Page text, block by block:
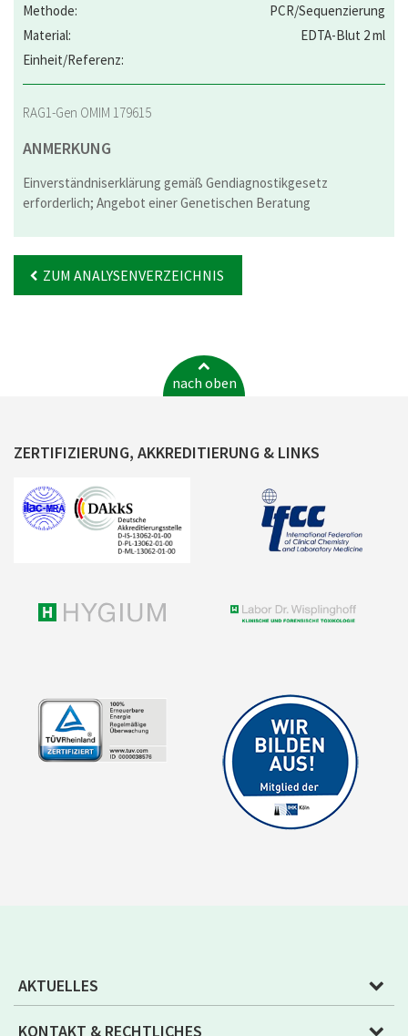
PCR/Sequenzierung
EDTA-Blut 2 ml
RAG1-Gen OMIM 179615
ANMERKUNG
Einverständniserklärung gemäß Gendiagnostikgesetz
erforderlich; Angebot einer Genetischen Beratung
ZUM ANALYSENVERZEICHNIS
nach oben
ZERTIFIZIERUNG, AKKREDITIERUNG & LINKS
AKTUELLES
KONTAKT & RECHTLICHES